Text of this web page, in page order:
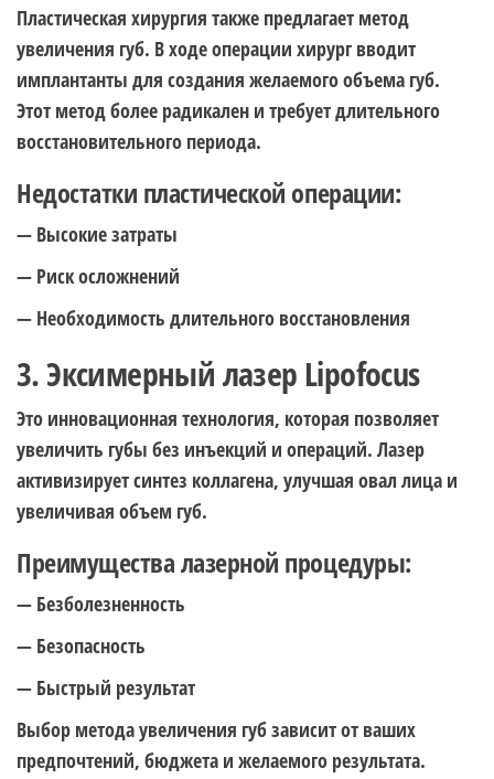
Пластическая хирургия также предлагает метод
увеличения губ. В ходе операции хирург вводит
имплантанты для создания желаемого объема губ.
Этот метод более радикален и требует длительного
восстановительного периода.
Недостатки пластической операции:
— Высокие затраты
— Риск осложнений
— Необходимость длительного восстановления
3. Эксимерный лазер Lipofocus
Это инновационная технология, которая позволяет
увеличить губы без инъекций и операций. Лазер
активизирует синтез коллагена, улучшая овал лица и
увеличивая объем губ.
Преимущества лазерной процедуры:
— Безболезненность
— Безопасность
— Быстрый результат
Выбор метода увеличения губ зависит от ваших
предпочтений, бюджета и желаемого результата.